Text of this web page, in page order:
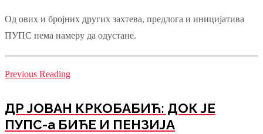
Од ових и бројних других захтева, предлога и иницијатива
ПУПС нема намеру да одустане.
Previous Reading
ДР ЈОВАН КРКОБАБИЋ: ДОК ЈЕ
ПУПС-а БИЋЕ И ПЕНЗИЈА